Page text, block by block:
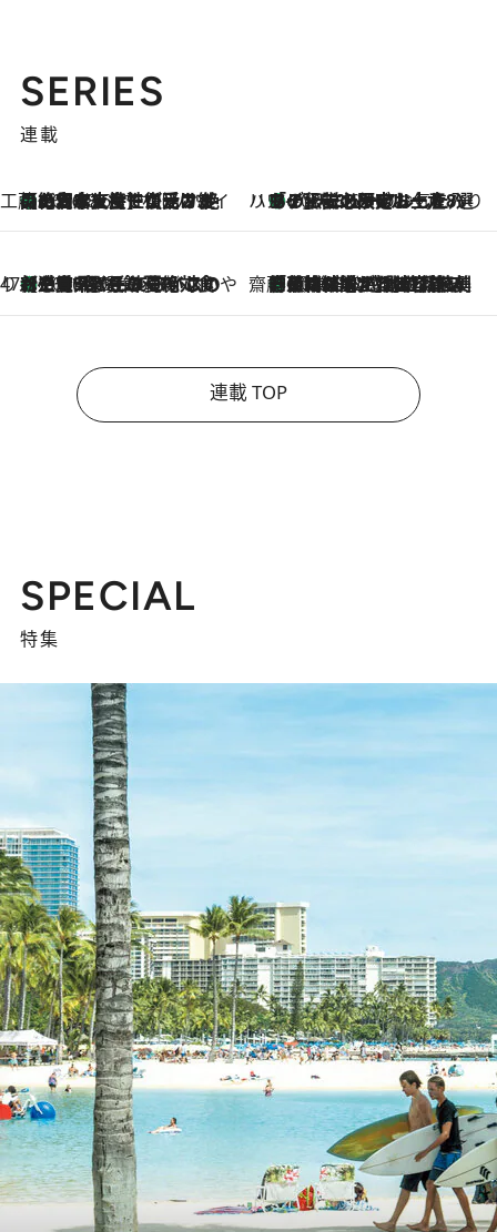
SERIES
連載
工藤まやのおもてなしハワイ
2026.8.6
【ハワイ土産】ローカルの絶大な支持で復活！ 絶品の幻クッキー《元ファンの日本人女性が受け継いだ名店》 ハワイ賢者 リサのお気に入りリスト2026.8.6
あの伝説の限定トートも！ リニューアルした「ディーン＆デルーカ ハワイ」で必須のお土産8選
47都道府県の手みやげ ひんやりスイーツで夏を満喫
2026.8.6
【三重県】この夏絶対食べたい 冷やしておいしいおやつ3選 お餅×アイスの新感覚スイーツ 齋藤 薫 美容脳ルネサンス
2026.8.6
「荷物が増えるほど旅ストレスは増す」美容ジャーナリストがたどり着いた最終結論。“化粧品を劇的に減らす”感動の凝縮美容とは
連載 TOP
SPECIAL
特集